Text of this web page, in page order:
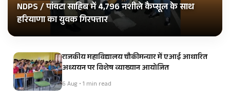
NDPS / पांवटा साहिब में 4,796 नशीले कैप्सूल के साथ
हरियाणा का युवक गिरफ्तार
राजकीय महाविद्यालय चौकीमन्यार में एआई आधारित
अध्ययन पर विशेष व्याख्यान आयोजित
6 Aug • 1 min read